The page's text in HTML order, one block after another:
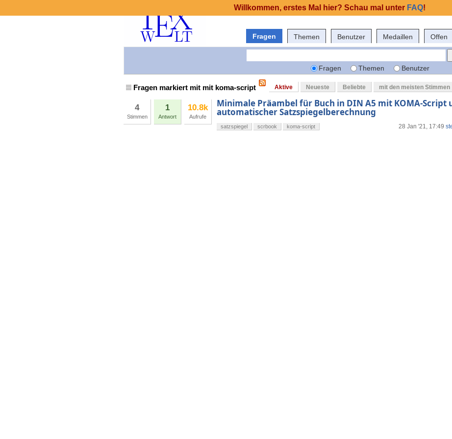
Fragen Themen Benutzer Medaillen Offen
Fragen Themen Benutzer
Fragen markiert mit mit koma-script Aktive Neueste Beliebte mit den meisten Stimmen
4
Stimmen
1
Antwort
10.8k
Aufrufe
Minimale Präambel für Buch in DIN A5 mit KOMA-Script
automatischer Satzspiegelberechnung
28 Jan '21, 17:49
satzspiegel scrbook koma-script
Willkommen, erstes Mal hier? Schau mal unter FAQ!